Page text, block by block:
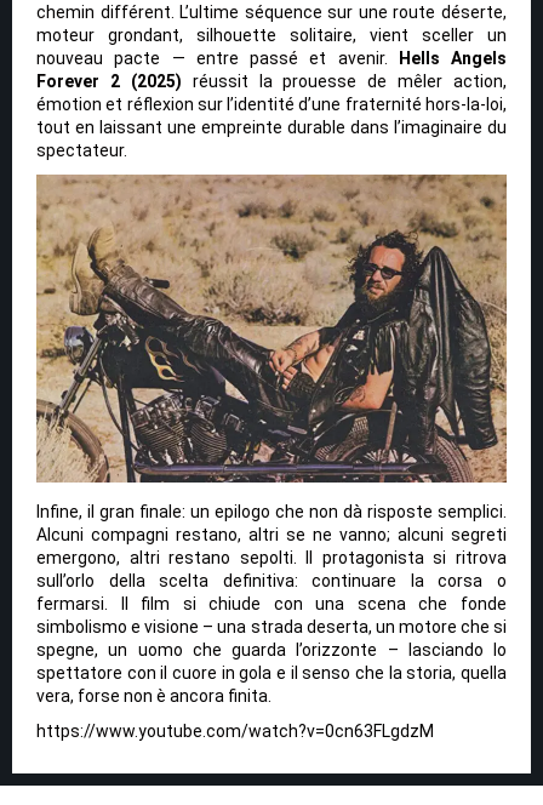
chemin différent. L’ultime séquence sur une route déserte,
moteur grondant, silhouette solitaire, vient sceller un
nouveau pacte — entre passé et avenir.
Hells Angels
Forever 2 (2025) réussit la prouesse de mêler action,
émotion et réflexion sur l’identité d’une fraternité hors-la-loi,
tout en laissant une empreinte durable dans l’imaginaire du
spectateur.
Infine, il gran finale: un epilogo che non dà risposte semplici.
Alcuni compagni restano, altri se ne vanno; alcuni segreti
emergono, altri restano sepolti. Il protagonista si ritrova
sull’orlo della scelta definitiva: continuare la corsa o
fermarsi. Il film si chiude con una scena che fonde
simbolismo e visione – una strada deserta, un motore che si
spegne, un uomo che guarda l’orizzonte – lasciando lo
spettatore con il cuore in gola e il senso che la storia, quella
vera, forse non è ancora finita.
https://www.youtube.com/watch?v=0cn63FLgdzM